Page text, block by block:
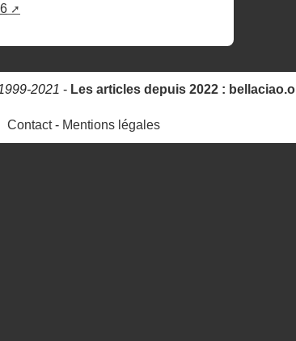
2021 - Les articles depuis 2022 :
Contact- Mentions légales